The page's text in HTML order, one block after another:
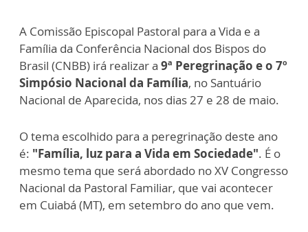
A Comissão Episcopal Pastoral para a Vida e a
Família da Conferência Nacional dos Bispos do
Brasil (CNBB) irá realizar a 9ª Peregrinação e o 7º
Simpósio Nacional da Família, no Santuário
Nacional de Aparecida, nos dias 27 e 28 de maio.
O tema escolhido para a peregrinação deste ano
é: "Família, luz para a Vida em Sociedade". É o
mesmo tema que será abordado no XV Congresso
Nacional da Pastoral Familiar, que vai acontecer
em Cuiabá (MT), em setembro do ano que vem.